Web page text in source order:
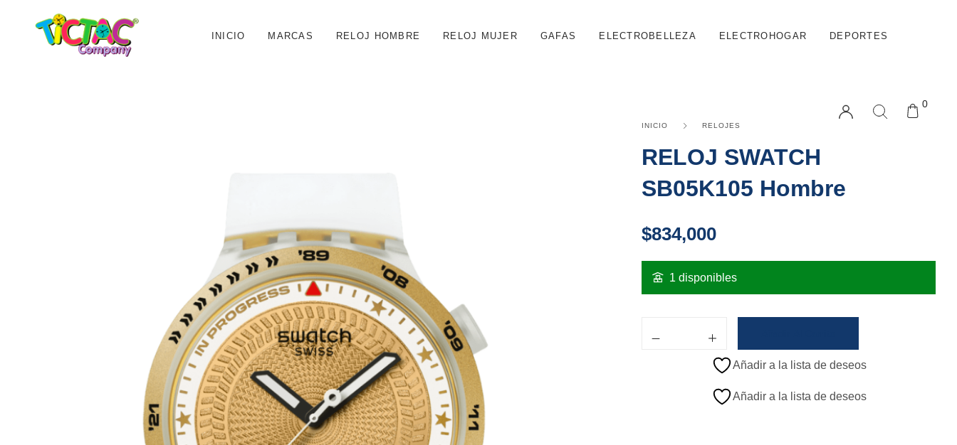
INICIO MARCAS RELOJ HOMBRE RELOJ MUJER GAFAS ELECTROBELLEZA ELECTROHOGAR DEPORTES
0
INICIO RELOJES
RELOJ SWATCH
SB05K105 Hombre
$834,000
1 disponibles
Añadir a la lista de deseos
Añadir a la lista de deseos